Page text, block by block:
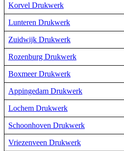
Korvel Drukwerk
Lunteren Drukwerk
Zuidwijk Drukwerk
Rozenburg Drukwerk
Boxmeer Drukwerk
Appingedam Drukwerk
Lochem Drukwerk
Schoonhoven Drukwerk
Vriezenveen Drukwerk